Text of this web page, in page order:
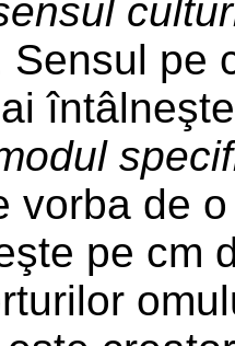
pe
vorba de
pe cm